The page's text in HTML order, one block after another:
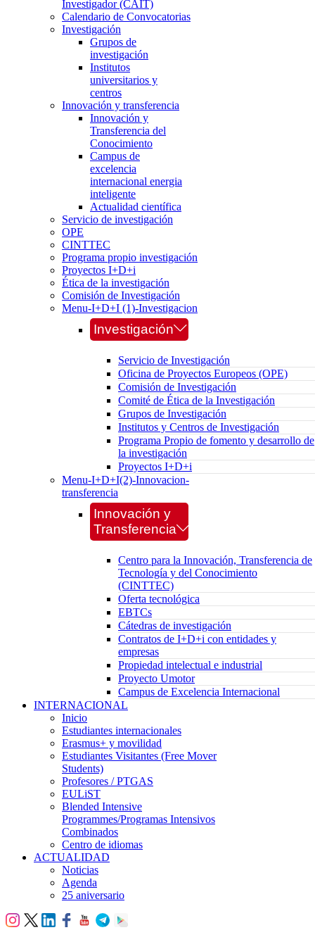
Investigador (CAIT)
Calendario de Convocatorias
Investigación
Grupos de
investigación
Institutos
universitarios y
centros
Innovación y transferencia
Innovación y
Transferencia del
Conocimiento
Campus de
excelencia
internacional energia
inteligente
Actualidad científica
Servicio de investigación
OPE
CINTTEC
Programa propio investigación
Proyectos I+D+i
Ética de la investigación
Comisión de Investigación
Menu-I+D+I (1)-Investigacion
Investigación
Servicio de Investigación
Oficina de Proyectos Europeos (OPE)
Comisión de Investigación
Comité de Ética de la Investigación
Grupos de Investigación
Institutos y Centros de Investigación
Programa Propio de fomento y desarrollo de
la investigación
Proyectos I+D+i
Menu-I+D+I(2)-Innovacion-
transferencia
Innovación y
Transferencia
Centro para la Innovación, Transferencia de
Tecnología y del Conocimiento
(CINTTEC)
Oferta tecnológica
EBTCs
Cátedras de investigación
Contratos de I+D+i con entidades y
empresas
Propiedad intelectual e industrial
Proyecto Umotor
Campus de Excelencia Internacional
INTERNACIONAL
Inicio
Estudiantes internacionales
Erasmus+ y movilidad
Estudiantes Visitantes (Free Mover
Students)
Profesores / PTGAS
EULiST
Blended Intensive
Programmes/Programas Intensivos
Combinados
Centro de idiomas
ACTUALIDAD
Noticias
Agenda
25 aniversario